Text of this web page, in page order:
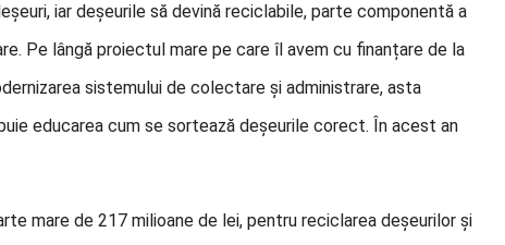
iar deșeurile să devină reciclabile, parte componentă a
Pe lângă proiectul mare pe care îl avem cu finanțare de la
sistemului de colectare și administrare, asta
educarea cum se sortează deșeurile corect. În acest an
mare de 217 milioane de lei, pentru reciclarea deșeurilor și